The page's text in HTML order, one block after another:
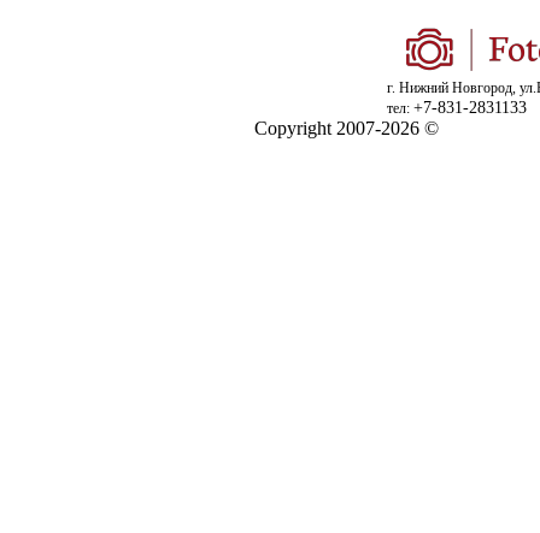
г. Нижний Новгород,
тел: +7-831-2831133
Copyright 2007-2026 ©